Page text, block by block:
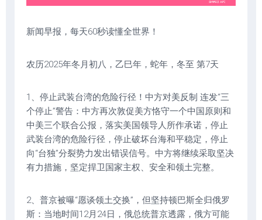
新闻早报，每天60秒读懂全世界！
农历2025年冬月初八，乙巳年，蛇年，冬至 第7天
1、停止武装台湾的危险行径！中方对美反制 连发“三
个停止”警告：中方再次敦促美方恪守一个中国原则和
中美三个联合公报，落实美国领导人所作承诺，停止
武装台湾的危险行径，停止破坏台海和平稳定，停止
向“台独”分裂势力发出错误信号。中方将继续采取坚决
有力措施，坚定捍卫国家主权、安全和领土完整。
2、普京被曝“愿谈领土交换”，但坚持顿巴斯全归俄罗
斯：当地时间12月24日，俄总统普京透露，俄方可能